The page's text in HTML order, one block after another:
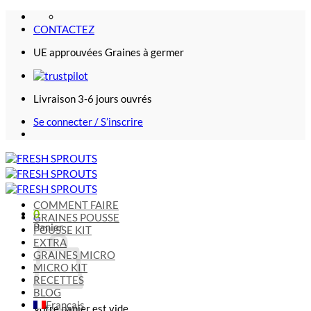
Passer
CONTACTEZ
UE approuvées Graines à germer
Livraison 3-6 jours ouvrés
Se connecter / S’inscrire
0
Panier
Votre panier est vide.
COMMENT FAIRE
GRAINES POUSSE
POUSSE KIT
EXTRA
GRAINES MICRO
MICRO KIT
RECETTES
BLOG
Français